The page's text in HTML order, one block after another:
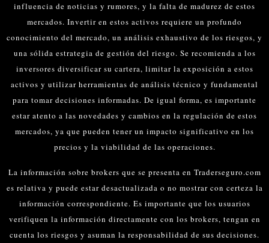
influencia de noticias y rumores, y la falta de madurez de estos
mercados. Invertir en estos activos requiere un profundo
conocimiento del mercado, un análisis exhaustivo de los riesgos, y
una sólida estrategia de gestión del riesgo. Se recomienda a los
inversores diversificar su cartera, limitar la exposición a estos
activos y utilizar herramientas de análisis técnico y fundamental
para tomar decisiones informadas. De igual forma, es importante
estar atento a las novedades y cambios en la regulación de estos
mercados, ya que pueden tener un impacto significativo en los
precios y la viabilidad de las operaciones.
La información sobre brokers que se presenta en Traderseguro.com
es relativa y puede estar desactualizada o no mostrar con certeza la
información correspondiente. Es importante que los usuarios
verifiquen la información directamente con los brokers, tengan en
cuenta los riesgos y asuman la responsabilidad de sus decisiones.